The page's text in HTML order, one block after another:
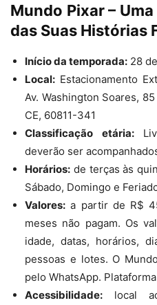
Mundo Pixar –
das Suas Histórias
Início da temporada: 28
Local: Estacionamento
Av. Washington Soares,
CE, 60811-341
Classificação etária:
deverão ser
Horários: de terças às
Sábado, Domingo e
Valores: a partir de R$
meses não pagam. Os
idade, datas, horários,
pessoas e lotes. O
pelo WhatsApp.
Acessibilidade: local